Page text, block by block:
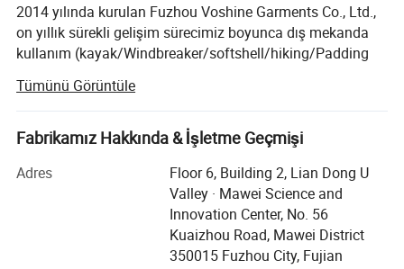
2014 yılında kurulan Fuzhou Voshine Garments Co., Ltd.,
on yıllık sürekli gelişim sürecimiz boyunca dış mekanda
kullanım (kayak/Windbreaker/softshell/hiking/Padding
kıyafetleri dahil dört ürün ürettik.
Dış mekanda kullanım: Kayak, yürüyüş, rüzgar ve ısı
yalıtımı için yüksek kaliteli ekipmanlar, konfor ve koruma
için özel olarak geliştirilmiştir.
İş kıyafetleri: Dayanıklı üniformalar ve katı güvenlik ve
işlevsellik standartlarını karşılayan Kişisel Koruyucu
Tümünü Görüntüle
Fabrikamız Hakkında & İşletme Geçmişi
Adres
Floor 6, Building 2, Lian Dong U
Valley · Mawei Science and
Innovation Center, No. 56
Kuaizhou Road, Mawei District
350015 Fuzhou City, Fujian